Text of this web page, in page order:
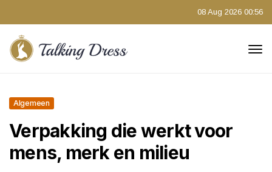
08 Aug 2026 00:56
Algemeen
Verpakking die werkt voor
mens, merk en milieu